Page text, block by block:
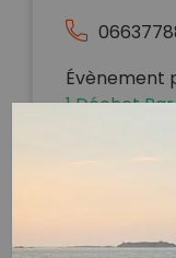
Évènement
1 Déchet